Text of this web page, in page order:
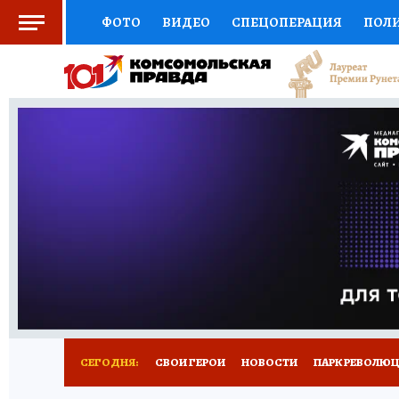
ФОТО ВИДЕО СПЕЦОПЕРАЦИЯ
СОЦПОДДЕРЖКА НАУКА СПОРТ
ВЫБОР ЭКСПЕРТОВ ДОКТОР
ПРОГНОЗЫ НА СПОРТ
СЕГОДНЯ: СВОИ ГЕРОИ НОВОСТИ ПАРК